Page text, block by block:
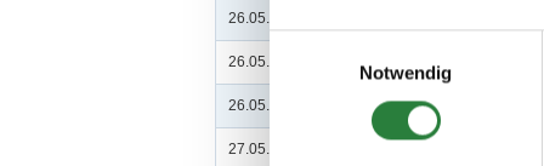
Einwilligungsauswahl
Notwendig
26.05.2023 (
26.05.2023 ( 11.
26.05.2023 ( 12.
27.05.2023 (